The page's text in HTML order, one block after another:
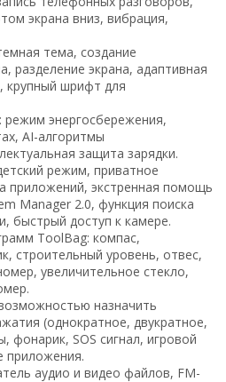
экрана вниз, вибрация,
тема, создание
разделение экрана, адаптивная
крупный шрифт для
энергосбережения,
AI-алгоритмы
защита зарядки.
режим, приватное
приложений, экстренная помощь
Manager 2.0, функция поиска
быстрый доступ к камере.
ToolBag: компас,
строительный уровень, отвес,
увеличительное стекло,
назначить
(однократное, двукратное,
фонарик, SOS сигнал, игровой
приложения.
аудио и видео файлов, FM-